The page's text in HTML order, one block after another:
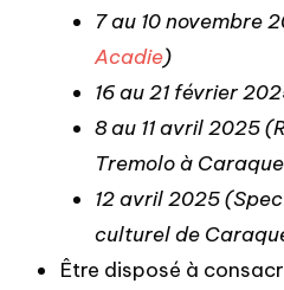
7 au 10 novembre
Acadie)
16 au 21 février
8 au 11 avril 2025
Tremolo à
12 avril 2025
culturel de
Être disposé à